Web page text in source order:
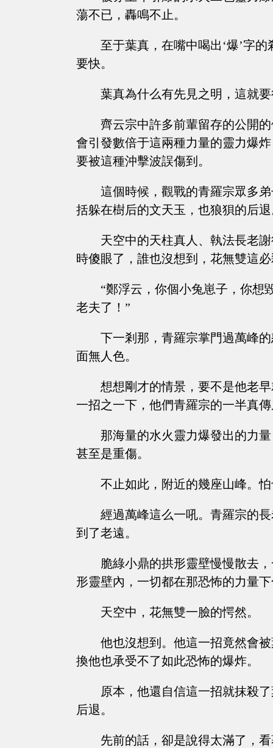
蕩不已，轟鳴不止。
至于葉真，在嘴中喝出‘爆’字
要快。
葉真為什么有先見之明，這就
齊云宗中許多前輩留存的公開
會引發數倍于這兩種力量的靈力爆
要被這種沖擊波誤傷到。
這個時候，觀戰的青羅宗眾多
括躲在樹后的文天玉，也狼狽的后
天空中的天柱真人、執法長老
時傻眼了，誰也沒想到，花無雙這
“鄭浮云，你個小兔崽子，你想
老夫了！”
下一剎那，青羅宗掌門過萬峰
面無人色。
想想剛才的情景，要不是他老
一招之一下，他們青羅宗的一半真
那海量的水火靈力爆發出的力
甚至是重傷。
不止如此，附近的幾座山峰。
經過萬峰這么一吼。青羅宗的
到了老遠。
脆綠小鼎的拱形靈壁慢慢散去
形靈壁內，一切都在那恐怖的力量
天空中，花無雙一臉的愕然。
他也沒想到。他這一招竟然會
換他也承受不了如此恐怖的爆炸。
原本，他還自信這一招就抹殺
后退。
先前的話，卻是說得太滿了，